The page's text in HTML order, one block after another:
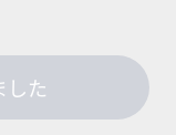
した